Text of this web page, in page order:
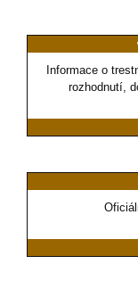
Informace o
rozhodnutí,